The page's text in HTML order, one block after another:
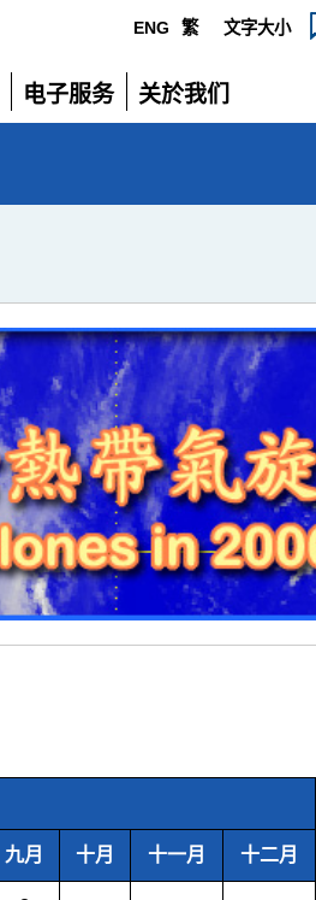
ENG 繁 文字大小
电子服务
展
关於我们
展
九月 十月 十一月 十二月